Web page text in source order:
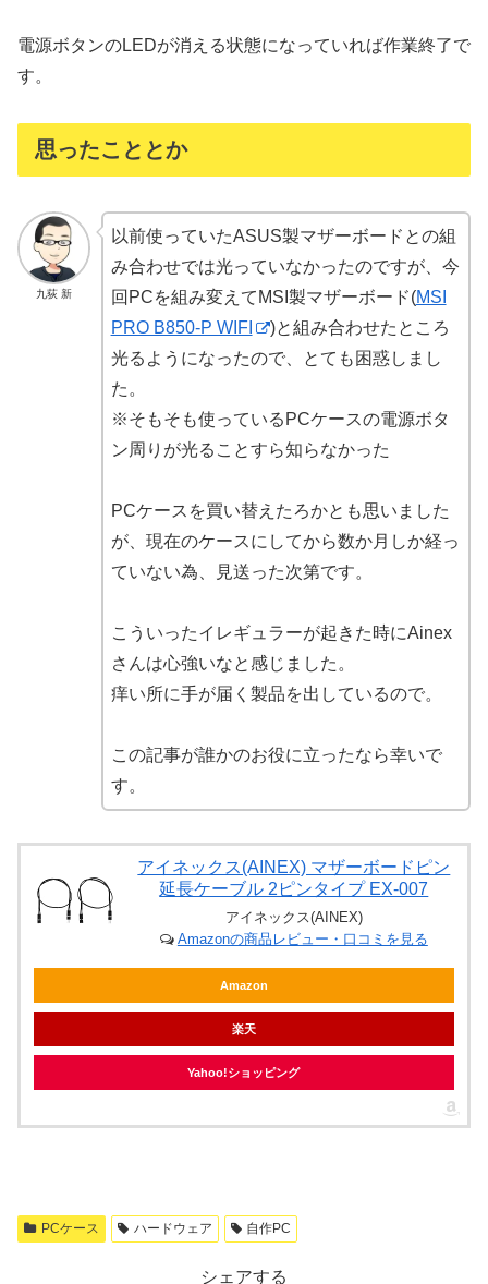
電源ボタンのLEDが消える状態になっていれば作業終了で
す。
思ったこととか
九荻 新
以前使っていたASUS製マザーボードとの組
み合わせでは光っていなかったのですが、今
回PCを組み変えてMSI製マザーボード(MSI
PRO B850-P WIFI
)と組み合わせたところ
光るようになったので、とても困惑しまし
た。
※そもそも使っているPCケースの電源ボタ
ン周りが光ることすら知らなかった
PCケースを買い替えたろかとも思いました
が、現在のケースにしてから数か月しか経っ
ていない為、見送った次第です。
こういったイレギュラーが起きた時にAinex
さんは心強いなと感じました。
痒い所に手が届く製品を出しているので。
この記事が誰かのお役に立ったなら幸いで
す。
アイネックス(AINEX) マザーボードピン
延長ケーブル 2ピンタイプ EX-007
アイネックス(AINEX)
Amazonの商品レビュー・口コミを見る
Amazon
楽天
Yahoo!ショッピング
PCケース ハードウェア 自作PC
シェアする